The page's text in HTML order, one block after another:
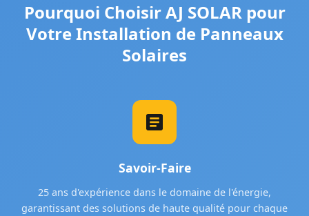
Pourquoi Choisir AJ SOLAR pour
Votre Installation de Panneaux
Solaires
Savoir-Faire
25 ans d'expérience dans le domaine de l'énergie,
garantissant des solutions de haute qualité pour chaque